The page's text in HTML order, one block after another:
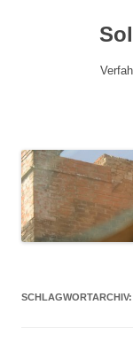
SCHLAGWORTARCHIV: